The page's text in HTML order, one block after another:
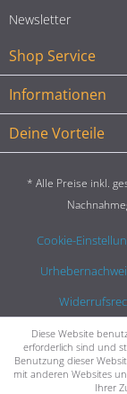
Newsletter
Shop Service
Informationen
Deine Vorteile
* Alle Preise inkl.
Cookie-
Diese Website
erforderlich sind und
Benutzung dieser
mit anderen Websites
Ihrer